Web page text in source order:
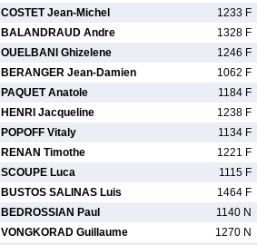
COSTET Jean-Michel
1233 F
BALANDRAUD Andre
1328 F
OUELBANI Ghizelene
1246 F
BERANGER Jean-Damien
1062 F
PAQUET Anatole
1184 F
HENRI Jacqueline
1238 F
POPOFF Vitaly
1134 F
RENAN Timothe
1221 F
SCOUPE Luca
1115 F
BUSTOS SALINAS Luis
1464 F
BEDROSSIAN Paul
1140 N
VONGKORAD Guillaume
1270 N